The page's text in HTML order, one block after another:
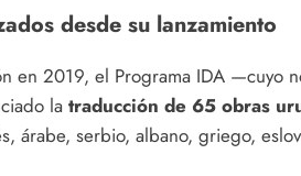
desde su lanzamiento
en 2019, el Programa IDA —cuyo
la traducción de 65 obras
árabe, serbio, albano, griego,